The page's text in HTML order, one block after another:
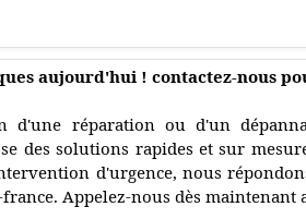
aujourd'hui ! contactez-nous
d'une réparation ou d'un
des solutions rapides et sur
d'urgence, nous
Appelez-nous dès maintenant